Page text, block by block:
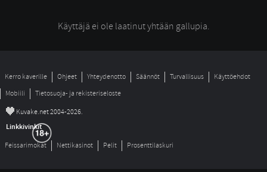
Käyttäjä ei ole laatinut yhtään gallupia.
Kerro kaverille Ohjeet Yhteydenotto Säännöt Turvallisuus
Käyttöehdot
Mobiili
Tietosuoja- ja rekisteriseloste
© Kuvake.net 2004-2026.
Linkkivinkit
Feissarimokat Nettikasinot Pelit Prosenttilaskuri